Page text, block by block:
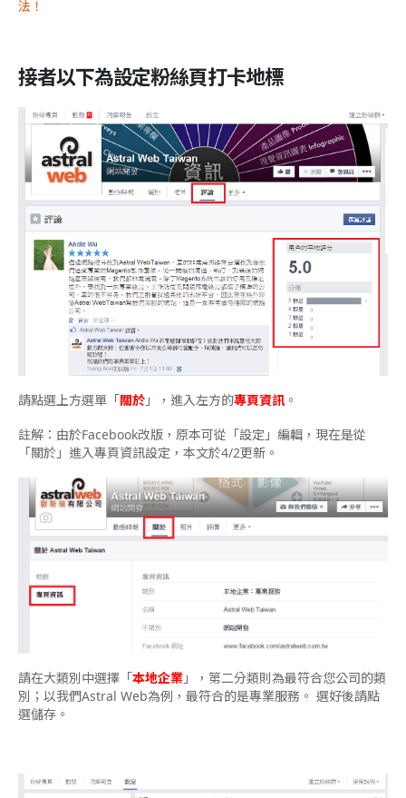
法！
接者以下為設定粉絲頁打卡地標
請點選上方選單「關於 」，進入左方的專頁資訊 。
註解：由於Facebook改版，原本可從「設定」編輯，現在是從
「關於」進入專頁資訊設定，本文於4/2更新。
請在大類別中選擇「本地企業 」，第二分類則為最符合您公司的類
別；以我們Astral Web為例，最符合的是專業服務。 選好後請點
選儲存。